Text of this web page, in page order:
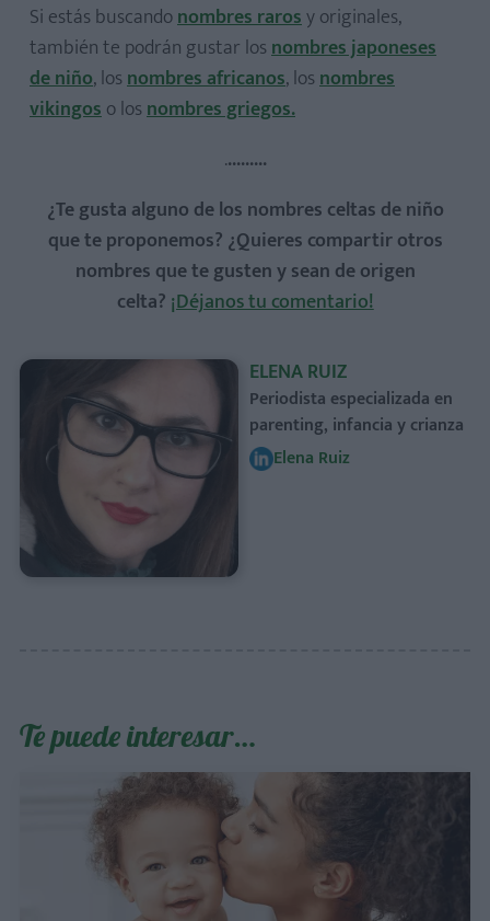
Si estás buscandonombres rarosy originales,
también te podrán gustar losnombres japoneses
de niño, losnombres africanos, losnombres
vikingoso losnombres griegos.
..........
¿Te gusta alguno de los nombres celtas de niño
que te proponemos? ¿Quieres compartir otros
nombres que te gusten y sean de origen
celta? ¡Déjanos tu comentario!
ELENA RUIZ
Periodista especializada en
parenting, infancia y crianza
Elena Ruiz
Te puede interesar…